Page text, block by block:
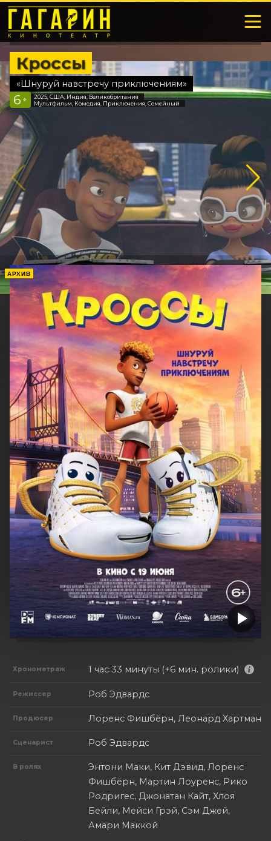
Кроссы
«Шнуруй навстречу приключениям»
6 +
2025, США, Индия, Великобритания
Мультфильм, Комедия, Приключения, Семейный
АРХИВ
Хронометраж 1 час 33 минуты (+6 мин. ролики)
Режиссер Роб Эдвардс
Продюсер Лоренс Фишбёрн, Леонард Хартман
Сценарист Роб Эдвардс
В ролях
Энтони Маки, Кит Дэвид, Лоренс
Фишбёрн, Мартин Лоуренс, Рико
Родригес, Джонатан Кайт, Хлоя
Бейли, Мейси Грэй, Сэм Джей,
Амари Маккой